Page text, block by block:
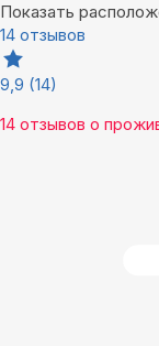
Показать
14 отзывов
9,9 (14)
14 отзывов о